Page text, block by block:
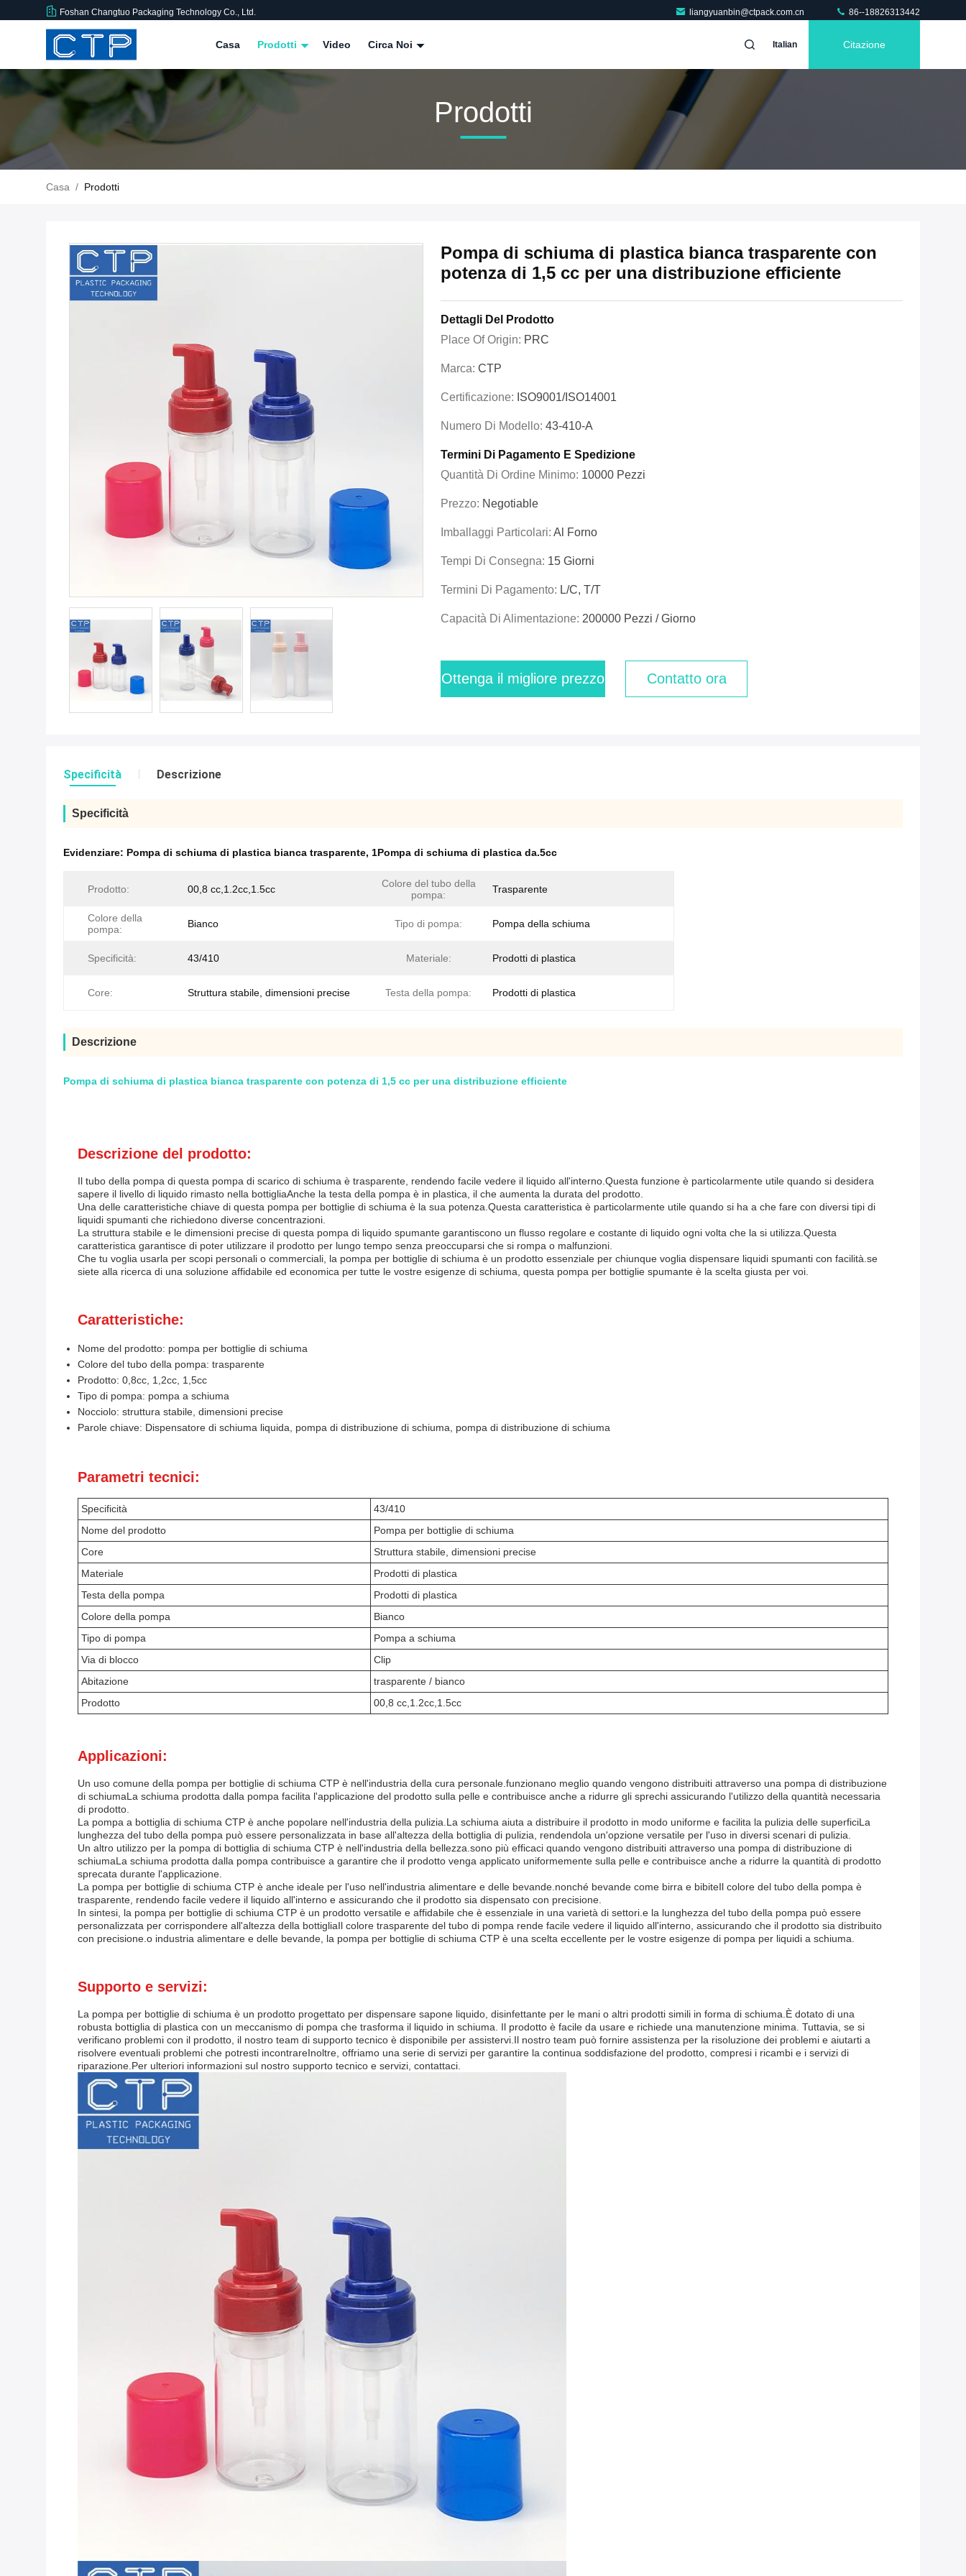
Foshan Changtuo Packaging Technology Co., Ltd. liangyuanbin@ctpack.com.cn 86--18826313442
Casa Prodotti Video Circa Noi Italian Citazione
Prodotti
Casa / Prodotti
Pompa di schiuma di plastica bianca trasparente con
potenza di 1,5 cc per una distribuzione efficiente
Dettagli Del Prodotto
Place Of Origin: PRC
Marca: CTP
Certificazione: ISO9001/ISO14001
Numero Di Modello: 43-410-A
Termini Di Pagamento E Spedizione
Quantità Di Ordine Minimo: 10000 Pezzi
Prezzo: Negotiable
Imballaggi Particolari: Al Forno
Tempi Di Consegna: 15 Giorni
Termini Di Pagamento: L/C, T/T
Capacità Di Alimentazione: 200000 Pezzi / Giorno
Ottenga il migliore prezzo Contatto ora
Specificità Descrizione
Specificità
Evidenziare: Pompa di schiuma di plastica bianca trasparente, 1Pompa di schiuma di plastica da.5cc
Prodotto: 00,8 cc,1.2cc,1.5cc
Colore del tubo della
pompa:
Trasparente
Colore della
pompa:
Bianco Tipo di pompa: Pompa della schiuma
Specificità: 43/410 Materiale: Prodotti di plastica
Core: Struttura stabile, dimensioni precise Testa della pompa: Prodotti di plastica
Descrizione
Pompa di schiuma di plastica bianca trasparente con potenza di 1,5 cc per una distribuzione efficiente
Descrizione del prodotto:
Il tubo della pompa di questa pompa di scarico di schiuma è trasparente, rendendo facile vedere il liquido all'interno.Questa funzione è particolarmente utile quando si desidera
sapere il livello di liquido rimasto nella bottigliaAnche la testa della pompa è in plastica, il che aumenta la durata del prodotto.
Una delle caratteristiche chiave di questa pompa per bottiglie di schiuma è la sua potenza.Questa caratteristica è particolarmente utile quando si ha a che fare con diversi tipi di
liquidi spumanti che richiedono diverse concentrazioni.
La struttura stabile e le dimensioni precise di questa pompa di liquido spumante garantiscono un flusso regolare e costante di liquido ogni volta che la si utilizza.Questa
caratteristica garantisce di poter utilizzare il prodotto per lungo tempo senza preoccuparsi che si rompa o malfunzioni.
Che tu voglia usarla per scopi personali o commerciali, la pompa per bottiglie di schiuma è un prodotto essenziale per chiunque voglia dispensare liquidi spumanti con facilità.se
siete alla ricerca di una soluzione affidabile ed economica per tutte le vostre esigenze di schiuma, questa pompa per bottiglie spumante è la scelta giusta per voi.
Caratteristiche:
Nome del prodotto: pompa per bottiglie di schiuma
Colore del tubo della pompa: trasparente
Prodotto: 0,8cc, 1,2cc, 1,5cc
Tipo di pompa: pompa a schiuma
Nocciolo: struttura stabile, dimensioni precise
Parole chiave: Dispensatore di schiuma liquida, pompa di distribuzione di schiuma, pompa di distribuzione di schiuma
Parametri tecnici:
Specificità
43/410
Nome del prodotto
Pompa per bottiglie di schiuma
Core
Struttura stabile, dimensioni precise
Materiale
Prodotti di plastica
Testa della pompa
Prodotti di plastica
Colore della pompa
Bianco
Tipo di pompa
Pompa a schiuma
Via di blocco
Clip
Abitazione
trasparente / bianco
Prodotto
00,8 cc,1.2cc,1.5cc
Applicazioni:
Un uso comune della pompa per bottiglie di schiuma CTP è nell'industria della cura personale.funzionano meglio quando vengono distribuiti attraverso una pompa di distribuzione
di schiumaLa schiuma prodotta dalla pompa facilita l'applicazione del prodotto sulla pelle e contribuisce anche a ridurre gli sprechi assicurando l'utilizzo della quantità necessaria
di prodotto.
La pompa a bottiglia di schiuma CTP è anche popolare nell'industria della pulizia.La schiuma aiuta a distribuire il prodotto in modo uniforme e facilita la pulizia delle superficiLa
lunghezza del tubo della pompa può essere personalizzata in base all'altezza della bottiglia di pulizia, rendendola un'opzione versatile per l'uso in diversi scenari di pulizia.
Un altro utilizzo per la pompa di bottiglia di schiuma CTP è nell'industria della bellezza.sono più efficaci quando vengono distribuiti attraverso una pompa di distribuzione di
schiumaLa schiuma prodotta dalla pompa contribuisce a garantire che il prodotto venga applicato uniformemente sulla pelle e contribuisce anche a ridurre la quantità di prodotto
sprecata durante l'applicazione.
La pompa per bottiglie di schiuma CTP è anche ideale per l'uso nell'industria alimentare e delle bevande.nonché bevande come birra e bibiteIl colore del tubo della pompa è
trasparente, rendendo facile vedere il liquido all'interno e assicurando che il prodotto sia dispensato con precisione.
In sintesi, la pompa per bottiglie di schiuma CTP è un prodotto versatile e affidabile che è essenziale in una varietà di settori.e la lunghezza del tubo della pompa può essere
personalizzata per corrispondere all'altezza della bottigliaIl colore trasparente del tubo di pompa rende facile vedere il liquido all'interno, assicurando che il prodotto sia distribuito
con precisione.o industria alimentare e delle bevande, la pompa per bottiglie di schiuma CTP è una scelta eccellente per le vostre esigenze di pompa per liquidi a schiuma.
Supporto e servizi:
La pompa per bottiglie di schiuma è un prodotto progettato per dispensare sapone liquido, disinfettante per le mani o altri prodotti simili in forma di schiuma.È dotato di una
robusta bottiglia di plastica con un meccanismo di pompa che trasforma il liquido in schiuma. Il prodotto è facile da usare e richiede una manutenzione minima. Tuttavia, se si
verificano problemi con il prodotto, il nostro team di supporto tecnico è disponibile per assistervi.Il nostro team può fornire assistenza per la risoluzione dei problemi e aiutarti a
risolvere eventuali problemi che potresti incontrareInoltre, offriamo una serie di servizi per garantire la continua soddisfazione del prodotto, compresi i ricambi e i servizi di
riparazione.Per ulteriori informazioni sul nostro supporto tecnico e servizi, contattaci.